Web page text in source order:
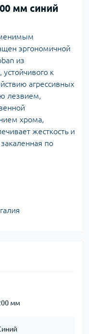
мм синий
эргономичной
из
к
агрессивных
лезвием,
хрома,
жесткость и
по
мм